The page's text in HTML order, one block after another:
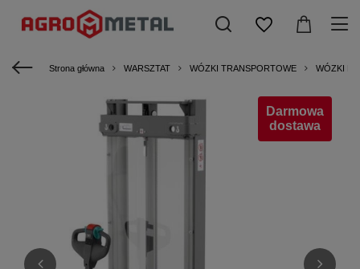
Strona główna WARSZTAT WÓZKI TRANSPORTOWE WÓZKI
Darmowa
dostawa